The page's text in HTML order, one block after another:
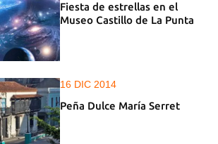
Fiesta de estrellas en el
Museo Castillo de La Punta
16 DIC 2014
Peña Dulce María Serret